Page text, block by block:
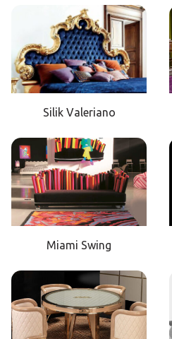
Silik Valeriano
Miami Swing